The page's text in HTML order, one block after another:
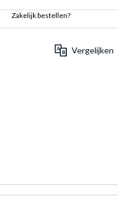
Zakelijk bestellen?
Vergelijken